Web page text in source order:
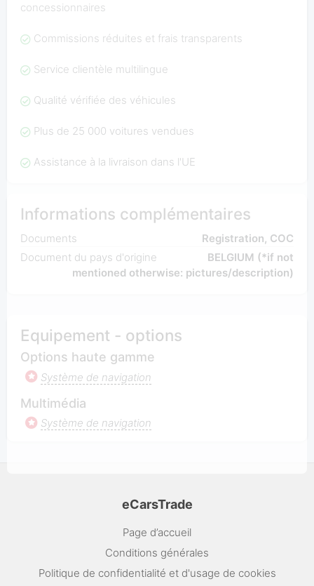
concessionnaires
Commissions réduites et frais transparents
Service clientèle multilingue
Qualité vérifiée des véhicules
Plus de 25 000 voitures vendues
Assistance à la livraison dans l'UE
Informations complémentaires
Documents
Registration, COC
Document du pays d'origine
BELGIUM (*if not
mentioned otherwise: pictures/description)
Equipement - options
Options haute gamme
Système de navigation
Multimédia
Système de navigation
eCarsTrade
Page d’accueil
Conditions générales
Politique de confidentialité et d'usage de cookies